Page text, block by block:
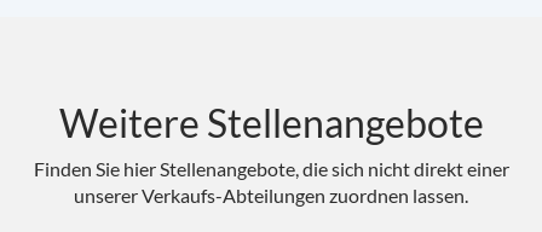
Weitere Stellenangebote
Finden Sie hier Stellenangebote, die sich nicht direkt einer
unserer Verkaufs-Abteilungen zuordnen lassen.